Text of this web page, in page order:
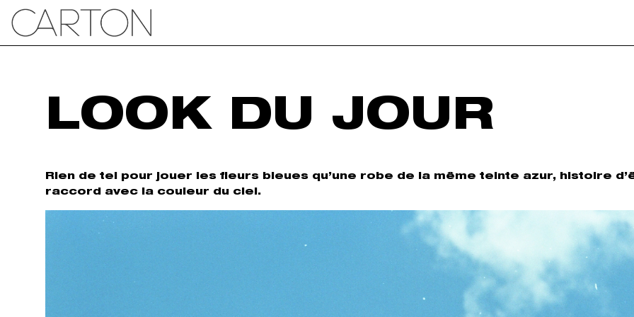
LOOK DU JOUR
Rien de tel pour jouer les fleurs bleues qu’une robe de la même teinte azur, histoire
raccord avec la couleur du ciel.